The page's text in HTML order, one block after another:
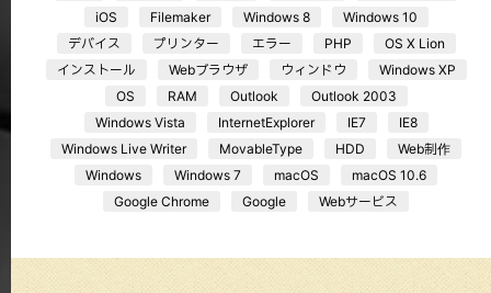
iOS
Filemaker Windows 8
Windows 10
デバイス
プリンター エラー PHP
OS X Lion
インストール
Webブラウザ ウィンドウ
Windows XP
OS
RAM Outlook
Outlook 2003
Windows Vista
InternetExplorer IE7
IE8
Windows Live Writer
MovableType HDD
Web制作
Windows
Windows 7 macOS
macOS 10.6
Google Chrome
Google Webサービス